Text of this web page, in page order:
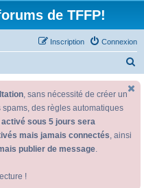
de TFFP!
Connexion
Inscription
, sans nécessité de créer un
des règles automatiques
activé sous 5 jours sera
mais jamais connectés, ainsi
publier de message.
!